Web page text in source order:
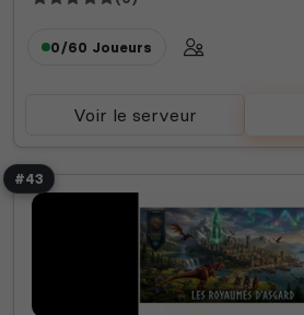
0/60 Joueurs
Voir le serveur
#43